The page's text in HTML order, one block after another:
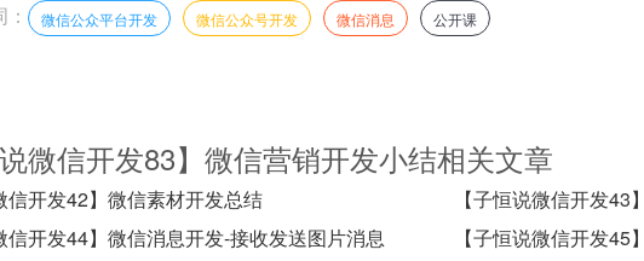
微信公众平台开发 微信公众号开发 微信消息 公开课
微信开发83】微信营销开发小结相关文章
信开发42】微信素材开发总结
【子恒说微信开发
信开发44】微信消息开发-接收发送图片消息
【子恒说微信开发